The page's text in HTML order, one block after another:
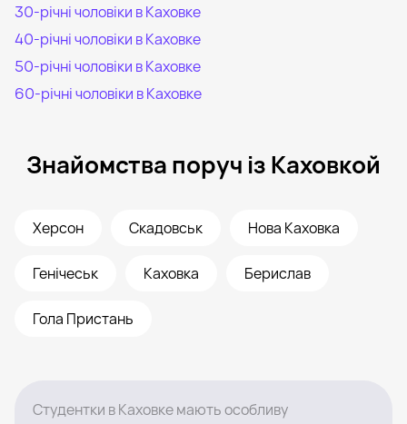
30-річні чоловіки в Каховке
40-річні чоловіки в Каховке
50-річні чоловіки в Каховке
60-річні чоловіки в Каховке
Знайомства поруч із Каховкой
Херсон Скадовськ Нова Каховка
Генічеськ Каховка Берислав
Гола Пристань
Студентки в Каховке мають особливу